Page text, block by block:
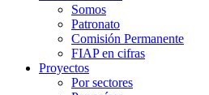
Somos
Patronato
Comisión Permanente
FIAP en cifras
Proyectos
Por sectores